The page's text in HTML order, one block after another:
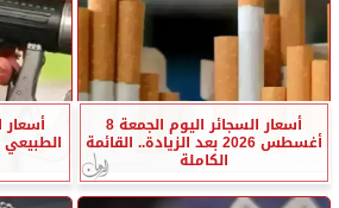
أسعار السجائر اليوم الجمعة 8
أغسطس 2026 بعد الزيادة.. القائمة
الكاملة
أسعار